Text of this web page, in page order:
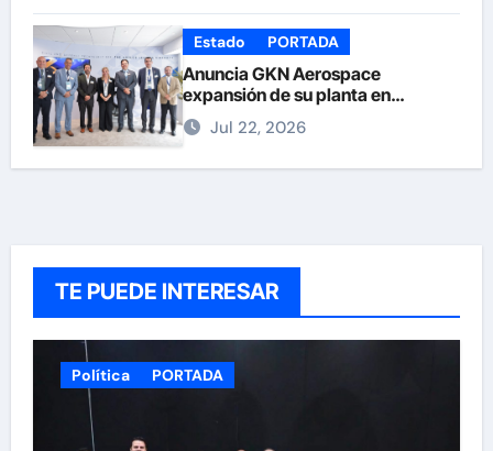
Estado PORTADA
Anuncia GKN Aerospace
expansión de su planta en
Chihuahua
Jul 22, 2026
TE PUEDE INTERESAR
Política PORTADA